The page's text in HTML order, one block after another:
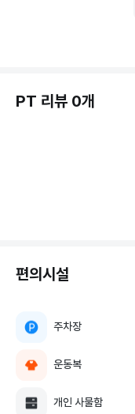
PT 리뷰 0개
편의시설
주차장
운동복
개인 사물함